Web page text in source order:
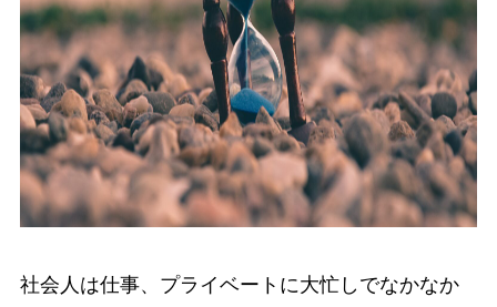
社会人は仕事、プライベートに大忙しでなかなか